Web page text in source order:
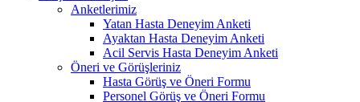
Anketlerimiz
Yatan Hasta Deneyim Anketi
Ayaktan Hasta Deneyim Anketi
Acil Servis Hasta Deneyim Anketi
Öneri ve Görüşleriniz
Hasta Görüş ve Öneri Formu
Personel Görüş ve Öneri Formu